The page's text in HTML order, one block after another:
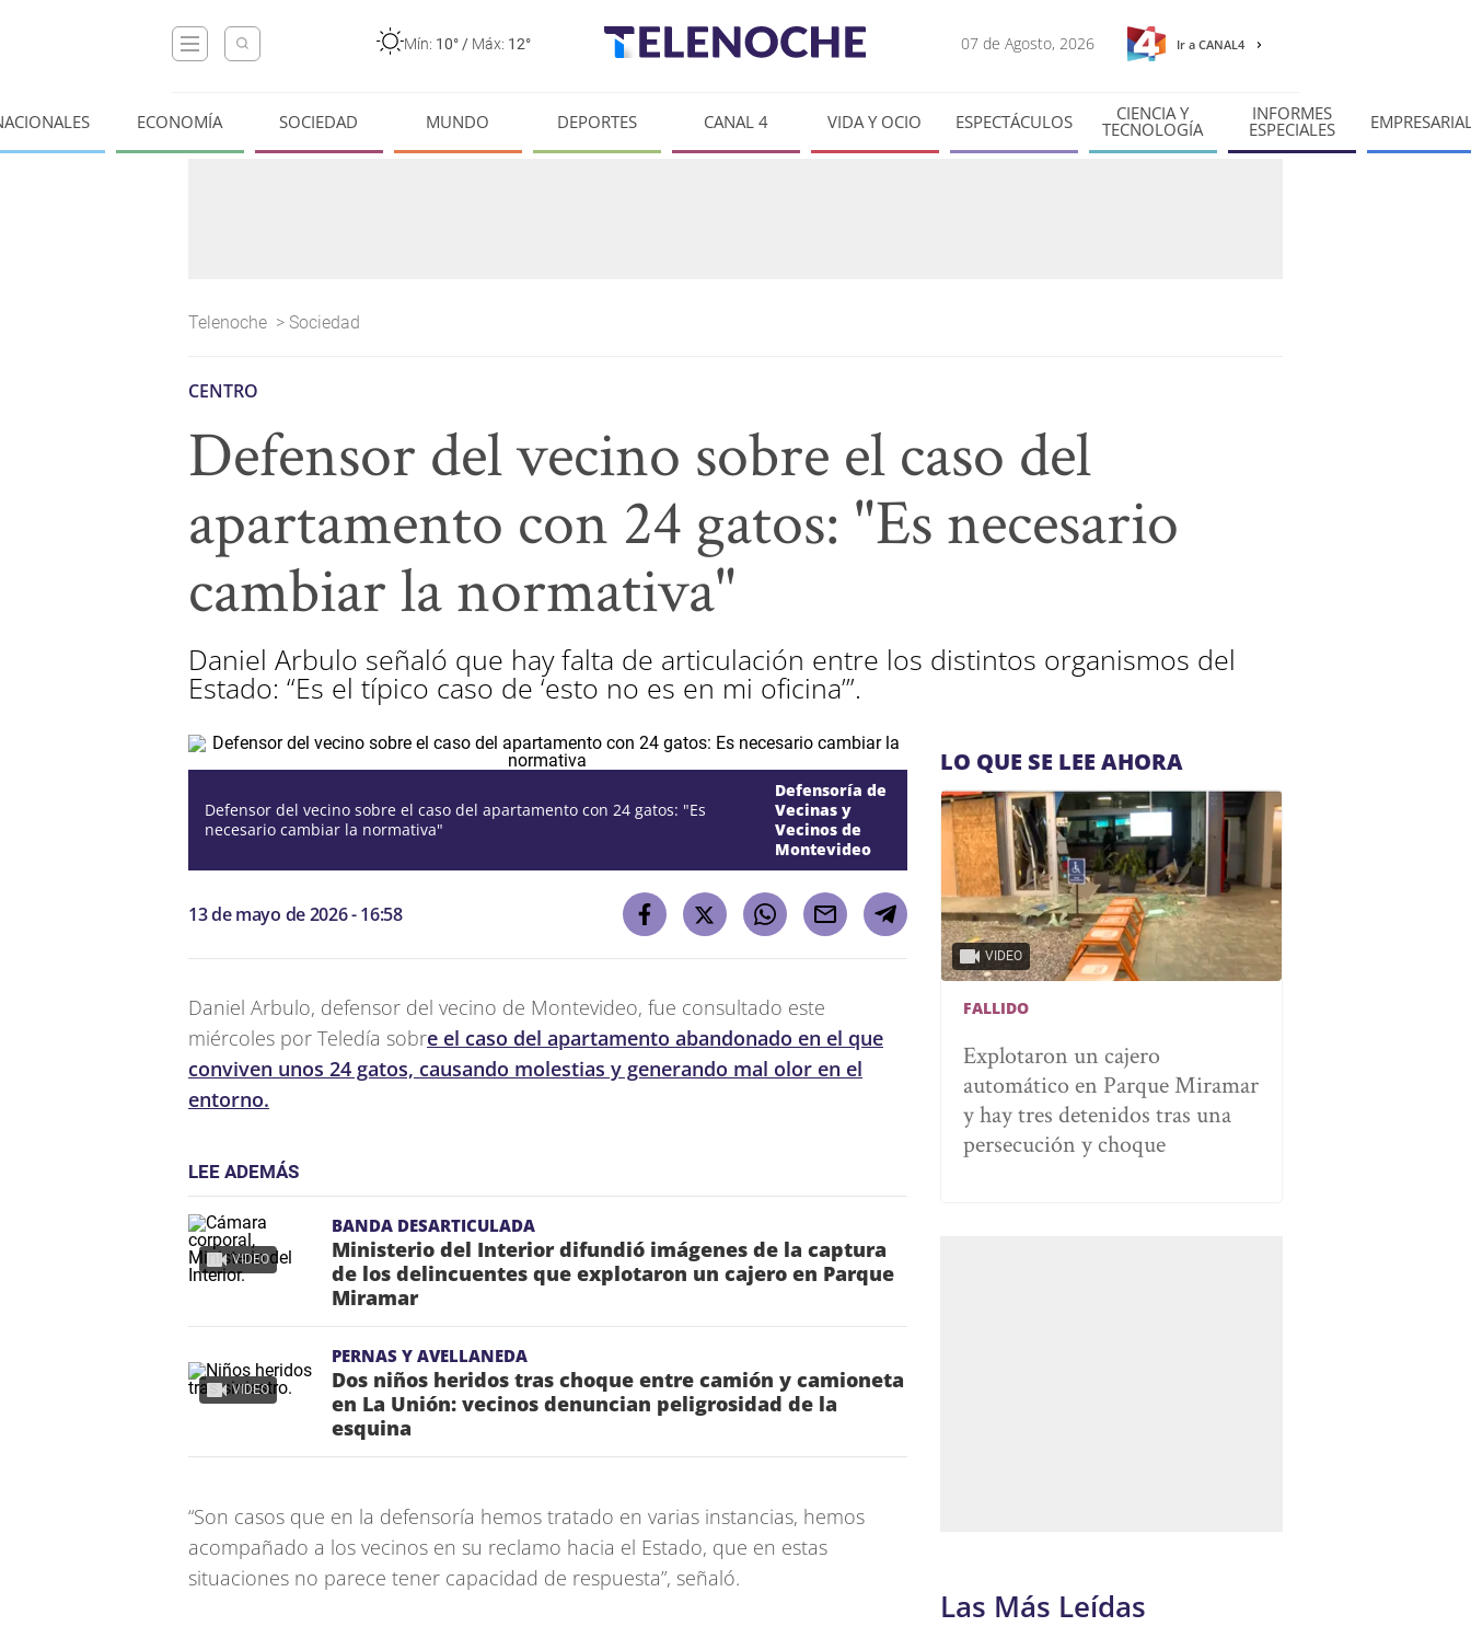
Mín: 10° / Máx: 12° 07 de Agosto, 2026 Ir a CANAL4
ECONOMÍA SOCIEDAD MUNDO DEPORTES CANAL 4 VIDA Y OCIO ESPECTÁCULOS CIENCIA Y
TECNOLOGÍA
INFORMES
ESPECIALES
Telenoche > Sociedad
CENTRO
Defensor del vecino sobre el caso del
apartamento con 24 gatos: "Es necesario
cambiar la normativa"
Daniel Arbulo señaló que hay falta de articulación entre los distintos organismos del
Estado: “Es el típico caso de ‘esto no es en mi oficina’”.
Defensor del vecino sobre el caso del apartamento con 24 gatos: "Es
necesario cambiar la normativa"
Defensoría de
Vecinas y
Vecinos de
Montevideo
13 de mayo de 2026 - 16:58
Daniel Arbulo, defensor del vecino de Montevideo, fue consultado este
miércoles por Teledía sobre el caso del apartamento abandonado en el que
conviven unos 24 gatos, causando molestias y generando mal olor en el
entorno.
LEE ADEMÁS
VIDEO
BANDA DESARTICULADA
Ministerio del Interior difundió imágenes de la captura
de los delincuentes que explotaron un cajero en Parque
Miramar
VIDEO
PERNAS Y AVELLANEDA
Dos niños heridos tras choque entre camión y camioneta
en La Unión: vecinos denuncian peligrosidad de la
esquina
“Son casos que en la defensoría hemos tratado en varias instancias, hemos
acompañado a los vecinos en su reclamo hacia el Estado, que en estas
situaciones no parece tener capacidad de respuesta”, señaló.
LO QUE SE LEE AHORA
VIDEO
FALLIDO
Explotaron un cajero
automático en Parque Miramar
y hay tres detenidos tras una
persecución y choque
Las Más Leídas